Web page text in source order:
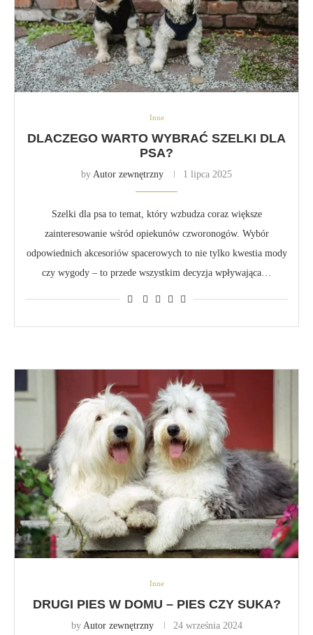
Inne
DLACZEGO WARTO WYBRAĆ SZELKI DLA
PSA?
by Autor zewnętrzny 1 lipca 2025
Szelki dla psa to temat, który wzbudza coraz większe
zainteresowanie wśród opiekunów czworonogów. Wybór
odpowiednich akcesoriów spacerowych to nie tylko kwestia mody
czy wygody – to przede wszystkim decyzja wpływająca…
Inne
DRUGI PIES W DOMU – PIES CZY SUKA?
by Autor zewnętrzny 24 września 2024